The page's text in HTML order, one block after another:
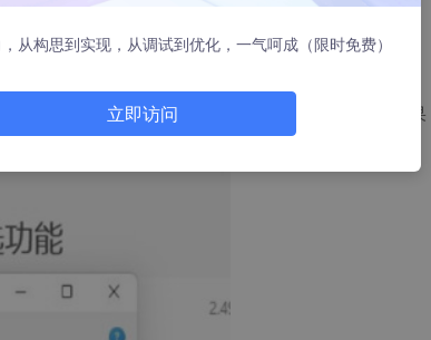
电脑上发现没有Hyper-V，连vm也无法使用（如果
要安装，可以转到下面1.2步骤安装。
从构思到实现，从调试到优化，一气呵成（限时免费）
立即访问